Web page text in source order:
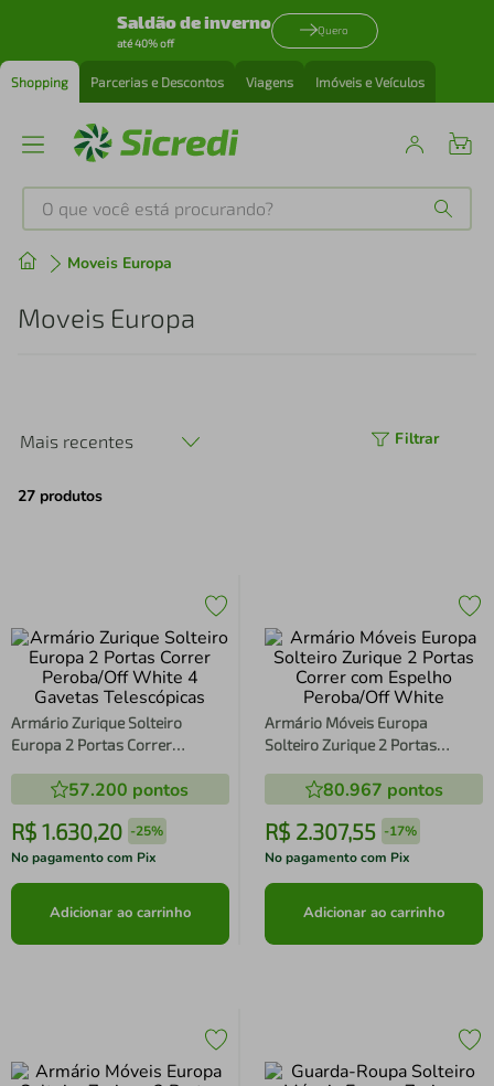
Saldão de inverno
até 40% off
Quero
Shopping Parcerias e Descontos Viagens Imóveis e Veículos
O que você está procurando?
Moveis Europa
Moveis Europa
Mais recentes Filtrar
27 produtos
Armário Zurique Solteiro
Europa 2 Portas Correr
Telescópicas57.200 pontos
R$ 1.630,20 -25%
No pagamento com Pix
Adicionar ao carrinho
Armário Móveis Europa
Solteiro Zurique 2 Portas
80.967 pontos
R$ 2.307,55 -17%
No pagamento com Pix
Adicionar ao carrinho
Produtos mais buscados
tenis
perfume
4º air fryer